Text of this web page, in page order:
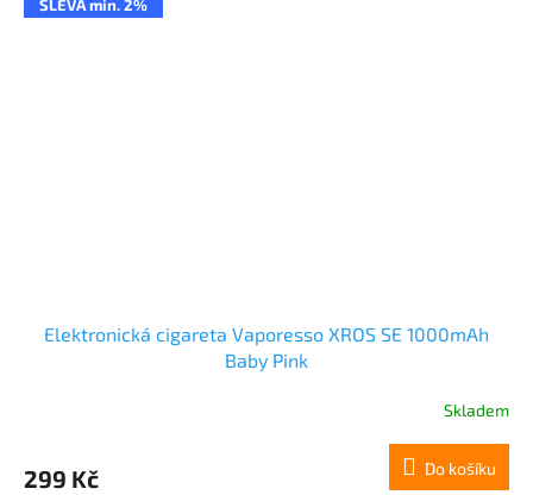
SLEVA min. 2%
Elektronická cigareta Vaporesso XROS SE 1000mAh
Baby Pink
Skladem
299 Kč Do košíku